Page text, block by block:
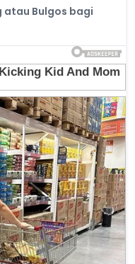
atau Bulgos bagi